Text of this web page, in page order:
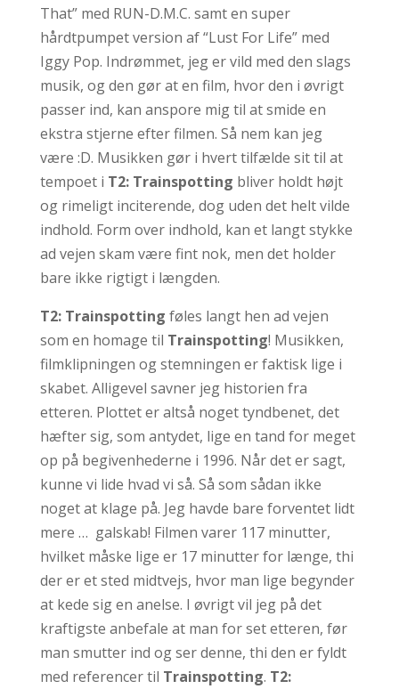
That” med RUN-D.M.C. samt en super
hårdtpumpet version af “Lust For Life” med
Iggy Pop. Indrømmet, jeg er vild med den slags
musik, og den gør at en film, hvor den i øvrigt
passer ind, kan anspore mig til at smide en
ekstra stjerne efter filmen. Så nem kan jeg
være :D. Musikken gør i hvert tilfælde sit til at
tempoet i T2: Trainspotting bliver holdt højt
og rimeligt inciterende, dog uden det helt vilde
indhold. Form over indhold, kan et langt stykke
ad vejen skam være fint nok, men det holder
bare ikke rigtigt i længden.
T2: Trainspotting føles langt hen ad vejen
som en homage til Trainspotting! Musikken,
filmklipningen og stemningen er faktisk lige i
skabet. Alligevel savner jeg historien fra
etteren. Plottet er altså noget tyndbenet, det
hæfter sig, som antydet, lige en tand for meget
op på begivenhederne i 1996. Når det er sagt,
kunne vi lide hvad vi så. Så som sådan ikke
noget at klage på. Jeg havde bare forventet lidt
mere … galskab! Filmen varer 117 minutter,
hvilket måske lige er 17 minutter for længe, thi
der er et sted midtvejs, hvor man lige begynder
at kede sig en anelse. I øvrigt vil jeg på det
kraftigste anbefale at man for set etteren, før
man smutter ind og ser denne, thi den er fyldt
med referencer til Trainspotting. T2: